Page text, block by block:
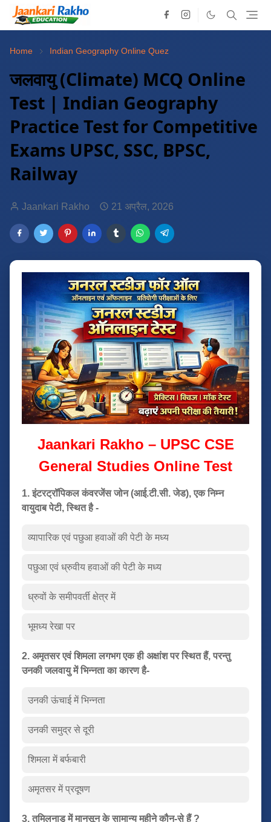
Home Indian Geography Online Quez
जलवायु (Climate) MCQ Online
Test | Indian Geography
Practice Test for Competitive
Exams UPSC, SSC, BPSC,
Railway
Jaankari Rakho 21 अप्रैल, 2026
Jaankari Rakho – UPSC CSE
General Studies Online Test
1. इंटरट्रॉपिकल कंवरजेंस जोन (आई.टी.सी. जेड), एक निम्न
वायुदाब पेटी, स्थित है -
व्यापारिक एवं पछुआ हवाओं की पेटी के मध्य
पछुआ एवं ध्रुवीय हवाओं की पेटी के मध्य
ध्रुवों के समीपवर्ती क्षेत्र में
भूमध्य रेखा पर
2. अमृतसर एवं शिमला लगभग एक ही अक्षांश पर स्थित हैं, परन्तु
उनकी जलवायु में भिन्नता का कारण है-
उनकी ऊंचाई में भिन्नता
उनकी समुद्र से दूरी
शिमला में बर्फबारी
अमृतसर में प्रदूषण
3. तमिलनाडु में मानसून के सामान्य महीने कौन-से हैं ?